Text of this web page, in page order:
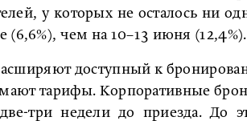
у которых не осталось ни
чем на 10–13 июня (12,4%).
доступный к
тарифы. Корпоративные
три недели до приезда. До